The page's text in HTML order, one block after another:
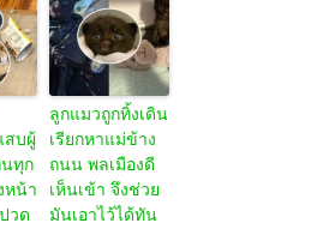
สบผู้
ทุก
หน้า
วด
ลูกแมวถูกทิ้งเดิน
เรียกหาแม่ข้าง
ถนน พลเมืองดี
เห็นเข้า จึงช่วย
มันเอาไว้ได้ทัน